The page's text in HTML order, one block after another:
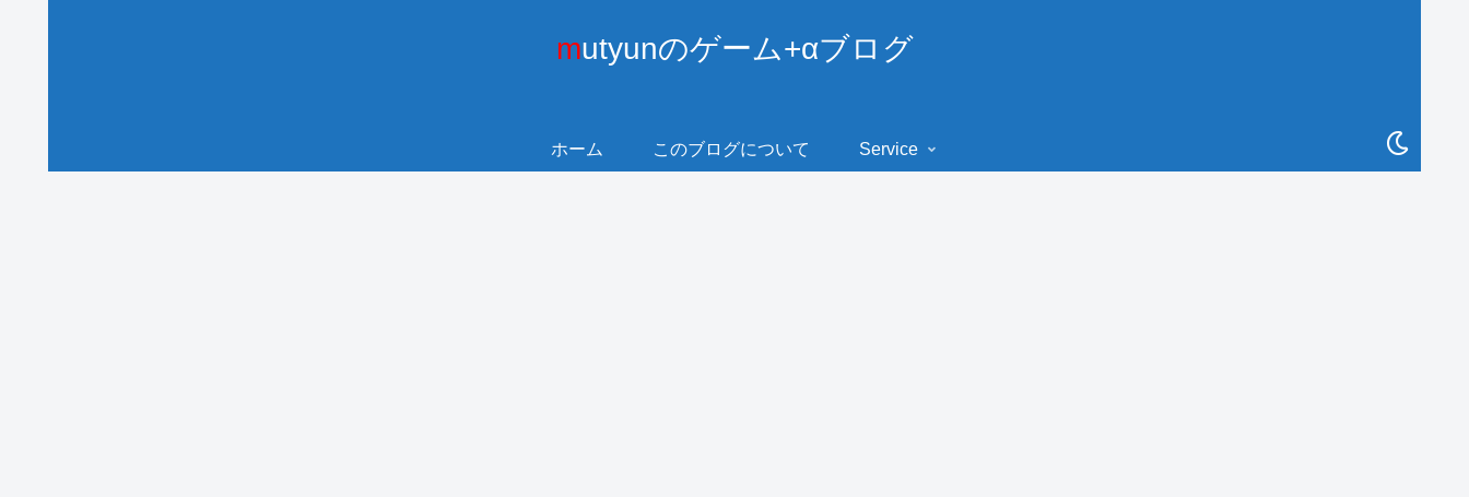
mutyunのゲーム+αブログ
ホーム このブログについて Service